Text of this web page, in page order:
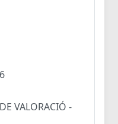
VALORACIÓ -